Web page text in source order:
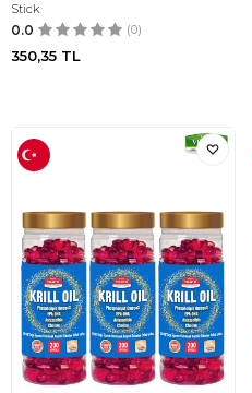
Stick
0.0 (0)
350,35 TL